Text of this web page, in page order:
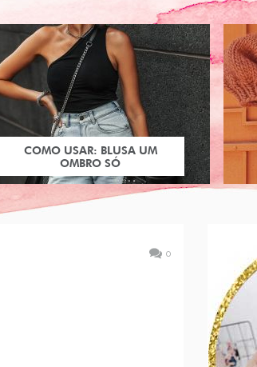
COMO USAR: BLUSA UM
OMBRO SÓ
0